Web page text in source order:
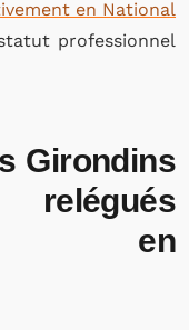
en National
professionnel
Girondins
en